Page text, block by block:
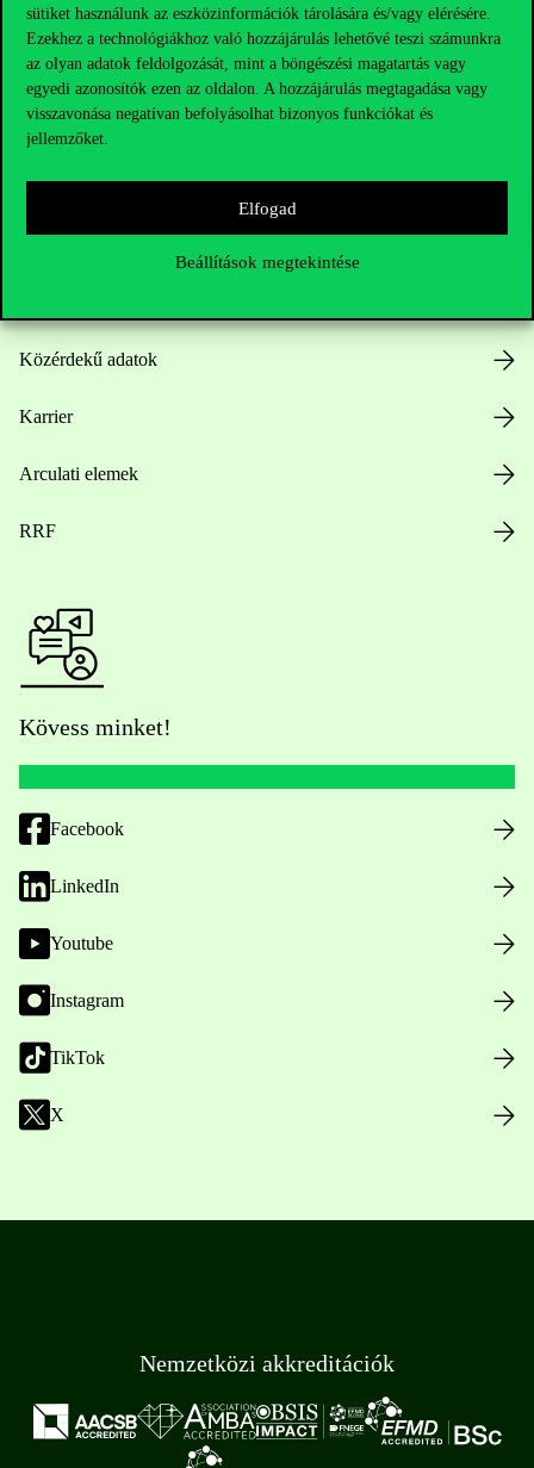
sütiket használunk az eszközinformációk tárolására és/vagy elérésére.
Ezekhez a technológiákhoz való hozzájárulás lehetővé teszi számunkra
az olyan adatok feldolgozását, mint a böngészési magatartás vagy
egyedi azonosítók ezen az oldalon. A hozzájárulás megtagadása vagy
visszavonása negatívan befolyásolhat bizonyos funkciókat és
jellemzőket.
Elfogad
Beállítások megtekintése
Hasznos linkek
Közérdekű adatok
Karrier
Arculati elemek
RRF
Kövess minket!
Facebook
LinkedIn
Youtube
Instagram
TikTok
X
Nemzetközi akkreditációk